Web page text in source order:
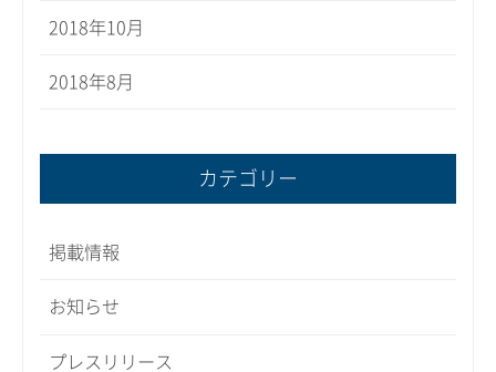
2018年10月
2018年8月
カテゴリー
掲載情報
お知らせ
プレスリリース